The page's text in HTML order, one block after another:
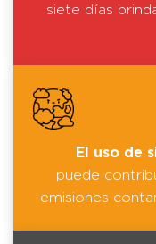
siete días
El uso de
puede
emisiones